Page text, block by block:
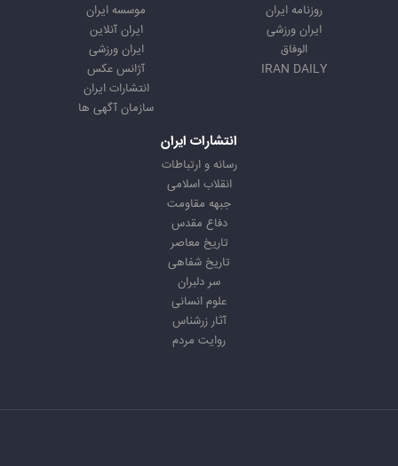
روزنامه ایران
ایران ورزشی
الوفاق
IRAN DAILY
موسسه ایران
ایران آنلاین
ایران ورزشی
آژانس عکس
انتشارات ایران
سازمان آگهی ها
انتشارات ایران
رسانه و ارتباطات
انقلاب اسلامی
جبهه مقاومت
دفاع مقدس
تاریخ معاصر
تاریخ شفاهی
سر دلبران
علوم انسانی
آثار زرشناس
روایت مردم